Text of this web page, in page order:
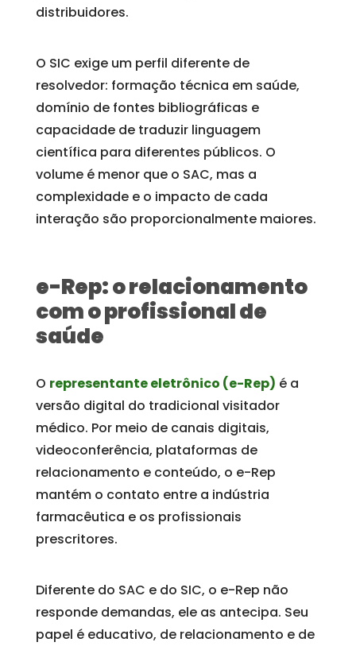
distribuidores.
O SIC exige um perfil diferente de
resolvedor: formação técnica em saúde,
domínio de fontes bibliográficas e
capacidade de traduzir linguagem
científica para diferentes públicos. O
volume é menor que o SAC, mas a
complexidade e o impacto de cada
interação são proporcionalmente maiores.
e-Rep: o relacionamento
com o profissional de
saúde
O representante eletrônico (e-Rep) é a
versão digital do tradicional visitador
médico. Por meio de canais digitais,
videoconferência, plataformas de
relacionamento e conteúdo, o e-Rep
mantém o contato entre a indústria
farmacêutica e os profissionais
prescritores.
Diferente do SAC e do SIC, o e-Rep não
responde demandas, ele as antecipa. Seu
papel é educativo, de relacionamento e de